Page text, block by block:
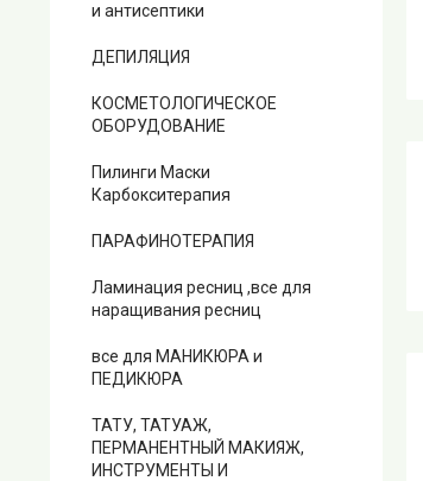
и антисептики
ДЕПИЛЯЦИЯ
КОСМЕТОЛОГИЧЕСКОЕ
ОБОРУДОВАНИЕ
Пилинги Маски
Карбокситерапия
ПАРАФИНОТЕРАПИЯ
Ламинация ресниц ,все для
наращивания ресниц
все для МАНИКЮРА и
ПЕДИКЮРА
ТАТУ, ТАТУАЖ,
ПЕРМАНЕНТНЫЙ МАКИЯЖ,
ИНСТРУМЕНТЫ И